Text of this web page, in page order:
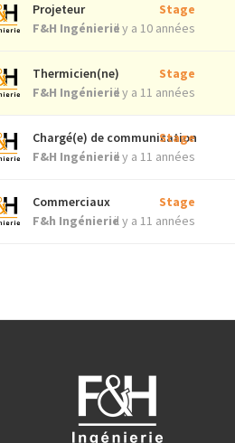
Projeteur
F&H Ingénierie
Stage
il y a 10 années
Thermicien(ne)
F&H Ingénierie
Stage
il y a 11 années
Chargé(e) de communication
F&H Ingénierie
Stage
il y a 11 années
Commerciaux
F&h Ingénierie
Stage
il y a 11 années